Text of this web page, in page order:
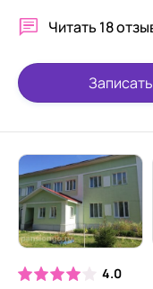
Читать 18
4.0